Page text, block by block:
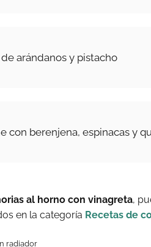
arándanos y pistacho
con berenjena, espinacas y
al horno con vinagreta,
en la categoría Recetas de
radiador